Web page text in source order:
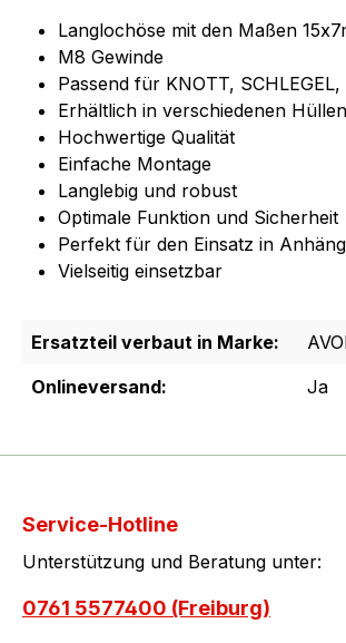
Langlochöse mit den Maßen
M8 Gewinde
Passend für KNOTT,
Erhältlich in verschiedenen
Hochwertige Qualität
Einfache Montage
Langlebig und robust
Optimale Funktion und Sicherheit
Perfekt für den Einsatz in
Vielseitig einsetzbar
Ersatzteil verbaut in Marke:
Onlineversand:
Ja
Service-Hotline
Unterstützung und Beratung unter:
0761 5577400 (Freiburg)